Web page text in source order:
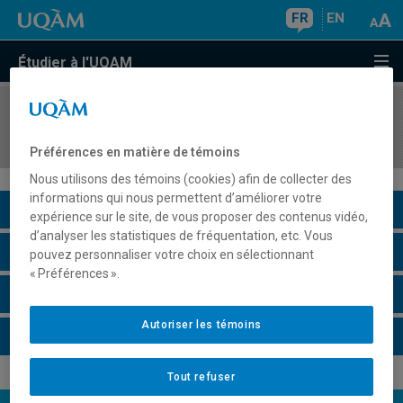
FR EN
Étudier à l'UQAM
COURS//
Description du cours
Horaire - Été 2026
Préférences en matière de témoins
Nous utilisons des témoins (cookies) afin de collecter des
informations qui nous permettent d’améliorer votre
expérience sur le site, de vous proposer des contenus vidéo,
d’analyser les statistiques de fréquentation, etc. Vous
pouvez personnaliser votre choix en sélectionnant
« Préférences ».
Tout refuser
Autoriser les témoins